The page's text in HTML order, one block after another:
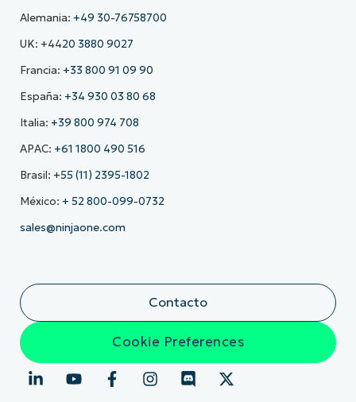
Alemania: +49 30-76758700
UK: +4420 3880 9027
Francia: +33 800 91 09 90
España: +34 930 03 80 68
Italia: +39 800 974 708
APAC: +61 1800 490 516
Brasil: +55 (11) 2395-1802
México: + 52 800-099-0732
sales@ninjaone.com
Contacto
Cookie Preferences